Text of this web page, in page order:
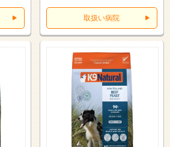
取扱い病院